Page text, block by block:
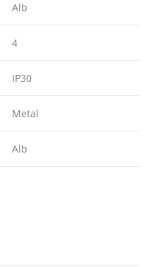
Alb
4
IP30
Metal
Alb